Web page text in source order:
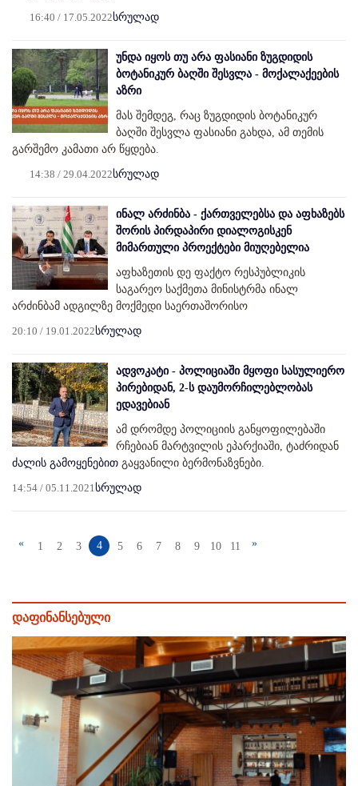
16:40 / 17.05.2022სრულად
უნდა იყოს თუ არა ფასიანი ზუგდიდის
ბოტანიკურ ბაღში შესვლა - მოქალაქეების
აზრი
მას შემდეგ, რაც ზუგდიდის ბოტანიკურ
ბაღში შესვლა ფასიანი გახდა, ამ თემის
გარშემო კამათი არ წყდება.
14:38 / 29.04.2022სრულად
ინალ არძინბა - ქართველებსა და აფხაზებს
შორის პირდაპირი დიალოგისკენ
მიმართული პროექტები მიუღებელია
აფხაზეთის დე ფაქტო რესპუბლიკის
საგარეო საქმეთა მინისტრმა ინალ
არძინბამ ადგილზე მოქმედი საერთაშორისო
20:10 / 19.01.2022სრულად
ადვოკატი - პოლიციაში მყოფი სასულიერო
პირებიდან, 2-ს დაუმორჩილებლობას
ედავებიან
ამ დრომდე პოლიციის განყოფილებაში
რჩებიან მარტვილის ეპარქიაში, ტაძრიდან
ძალის გამოყენებით გაყვანილი ბერმონაზვნები.
14:54 / 05.11.2021სრულად
« 1 2 3 4 5 6 7 8 9 10 11 »
დაფინანსებული